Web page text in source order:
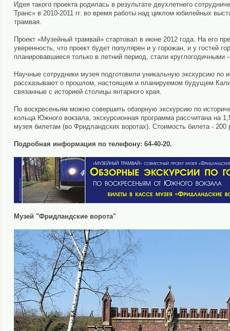
Идея такого проекта родилась в результате двухлетнего
Транс» в 2010-2011 гг. во время работы над циклом юбилейных
трамвая.
Проект «Музейный трамвай» стартовал в июне 2012 года. На его
уверенность, что проект будет популярен и у горожан, и у гостей
планировавшиеся только в летний период, стали круглогодичными
Научные сотрудники музея подготовили уникальную экскурсию по
рассказывают о прошлом, настоящем и планируемом будущем
связанные с историей столицы янтарного края.
По воскресеньям можно совершить обзорную экскурсию по
кольца Южного вокзала, экскурсионная программа рассчитана на
музея билетам (во Фридландских воротах). Стоимость билета - 200
Подробная информация по телефону: 64-40-20.
Музей "Фридландские ворота"